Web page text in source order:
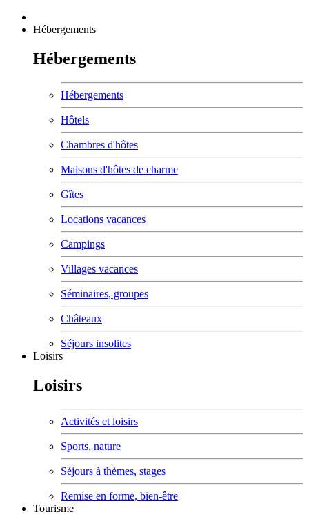
Hébergements
Hébergements
Hébergements
Hôtels
Chambres d'hôtes
Maisons d'hôtes de charme
Gîtes
Locations vacances
Campings
Villages vacances
Séminaires, groupes
Châteaux
Séjours insolites
Loisirs
Loisirs
Activités et loisirs
Sports, nature
Séjours à thèmes, stages
Remise en forme, bien-être
Tourisme